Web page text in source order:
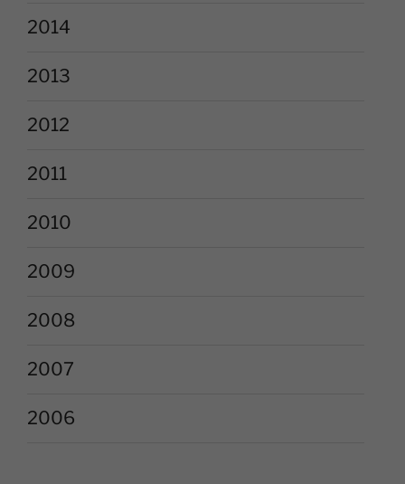
2014
2013
2012
2011
2010
2009
2008
2007
2006